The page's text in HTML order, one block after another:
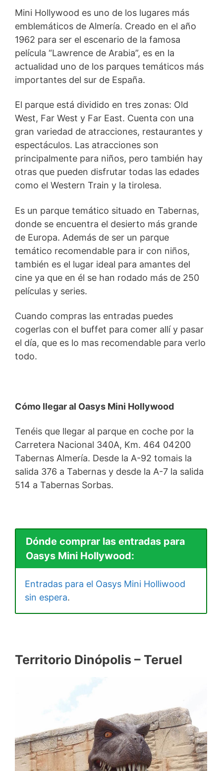
Mini Hollywood es uno de los lugares más
emblemáticos de Almería. Creado en el año
1962 para ser el escenario de la famosa
película “Lawrence de Arabia”, es en la
actualidad uno de los parques temáticos más
importantes del sur de España.
El parque está dividido en tres zonas: Old
West, Far West y Far East. Cuenta con una
gran variedad de atracciones, restaurantes y
espectáculos. Las atracciones son
principalmente para niños, pero también hay
otras que pueden disfrutar todas las edades
como el Western Train y la tirolesa.
Es un parque temático situado en Tabernas,
donde se encuentra el desierto más grande
de Europa. Además de ser un parque
temático recomendable para ir con niños,
también es el lugar ideal para amantes del
cine ya que en él se han rodado más de 250
películas y series.
Cuando compras las entradas puedes
cogerlas con el buffet para comer allí y pasar
el día, que es lo mas recomendable para verlo
todo.
Cómo llegar al Oasys Mini Hollywood
Tenéis que llegar al parque en coche por la
Carretera Nacional 340A, Km. 464 04200
Tabernas Almería. Desde la A-92 tomais la
salida 376 a Tabernas y desde la A-7 la salida
514 a Tabernas Sorbas.
Dónde comprar las entradas para
Oasys Mini Hollywood:
Entradas para el Oasys Mini Holliwood
sin espera.
Territorio Dinópolis – Teruel